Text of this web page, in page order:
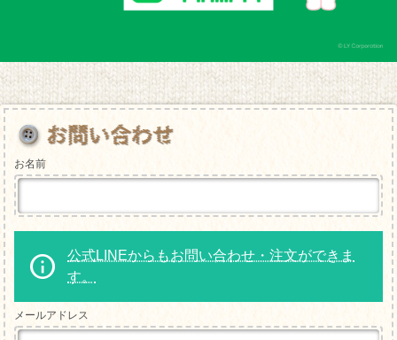
お名前
公式LINEからもお問い合わせ・注文ができま
す。
メールアドレス